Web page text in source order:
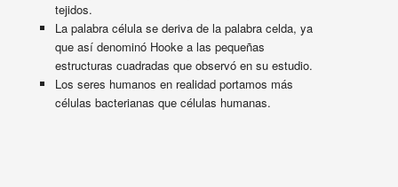
tejidos.
La palabra célula se deriva de la palabra celda, ya
que así denominó Hooke a las pequeñas
estructuras cuadradas que observó en su estudio.
Los seres humanos en realidad portamos más
células bacterianas que células humanas.